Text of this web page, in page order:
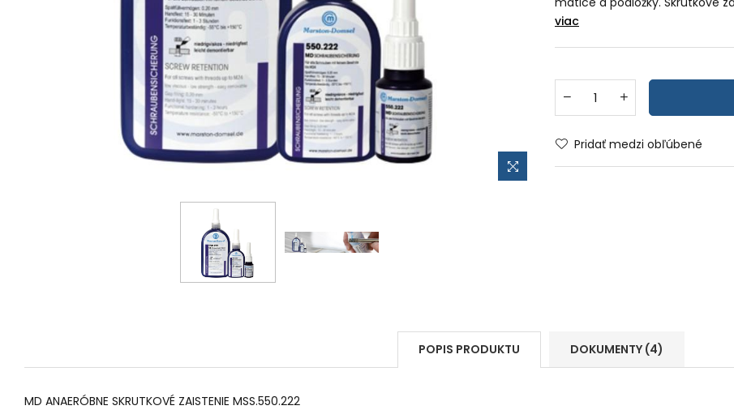
viac
Pridať medzi obľúbené
POPIS PRODUKTU DOKUMENTY (4)
MD ANAERÓBNE SKRUTKOVÉ ZAISTENIE MSS.550.222